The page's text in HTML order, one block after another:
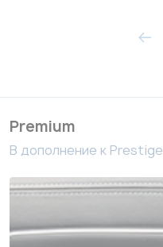
Premium
В дополнение к Prestige